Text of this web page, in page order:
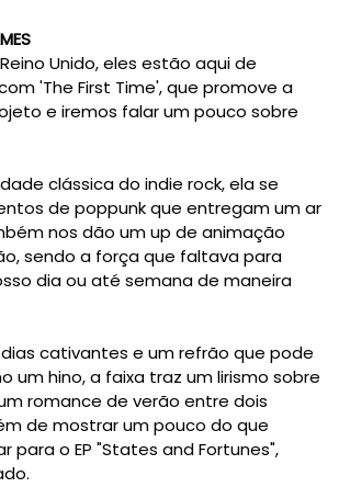
Unido, eles estão aqui de
'The First Time', que promove a
e iremos falar um pouco sobre
clássica do indie rock, ela se
de poppunk que entregam um ar
nos dão um up de animação
sendo a força que faltava para
dia ou até semana de maneira
cativantes e um refrão que pode
um hino, a faixa traz um lirismo sobre
romance de verão entre dois
de mostrar um pouco do que
para o EP "States and Fortunes",